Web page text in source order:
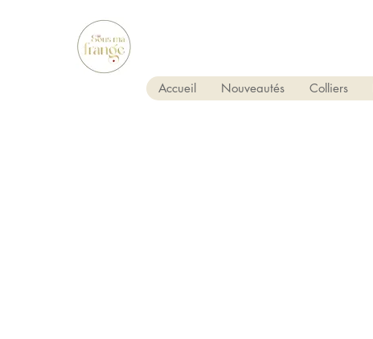
Accueil Nouveautés Colliers